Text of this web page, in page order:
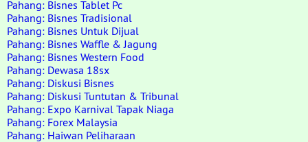
Pahang: Bisnes Tablet Pc
Pahang: Bisnes Tradisional
Pahang: Bisnes Untuk Dijual
Pahang: Bisnes Waffle & Jagung
Pahang: Bisnes Western Food
Pahang: Dewasa 18sx
Pahang: Diskusi Bisnes
Pahang: Diskusi Tuntutan & Tribunal
Pahang: Expo Karnival Tapak Niaga
Pahang: Forex Malaysia
Pahang: Haiwan Peliharaan